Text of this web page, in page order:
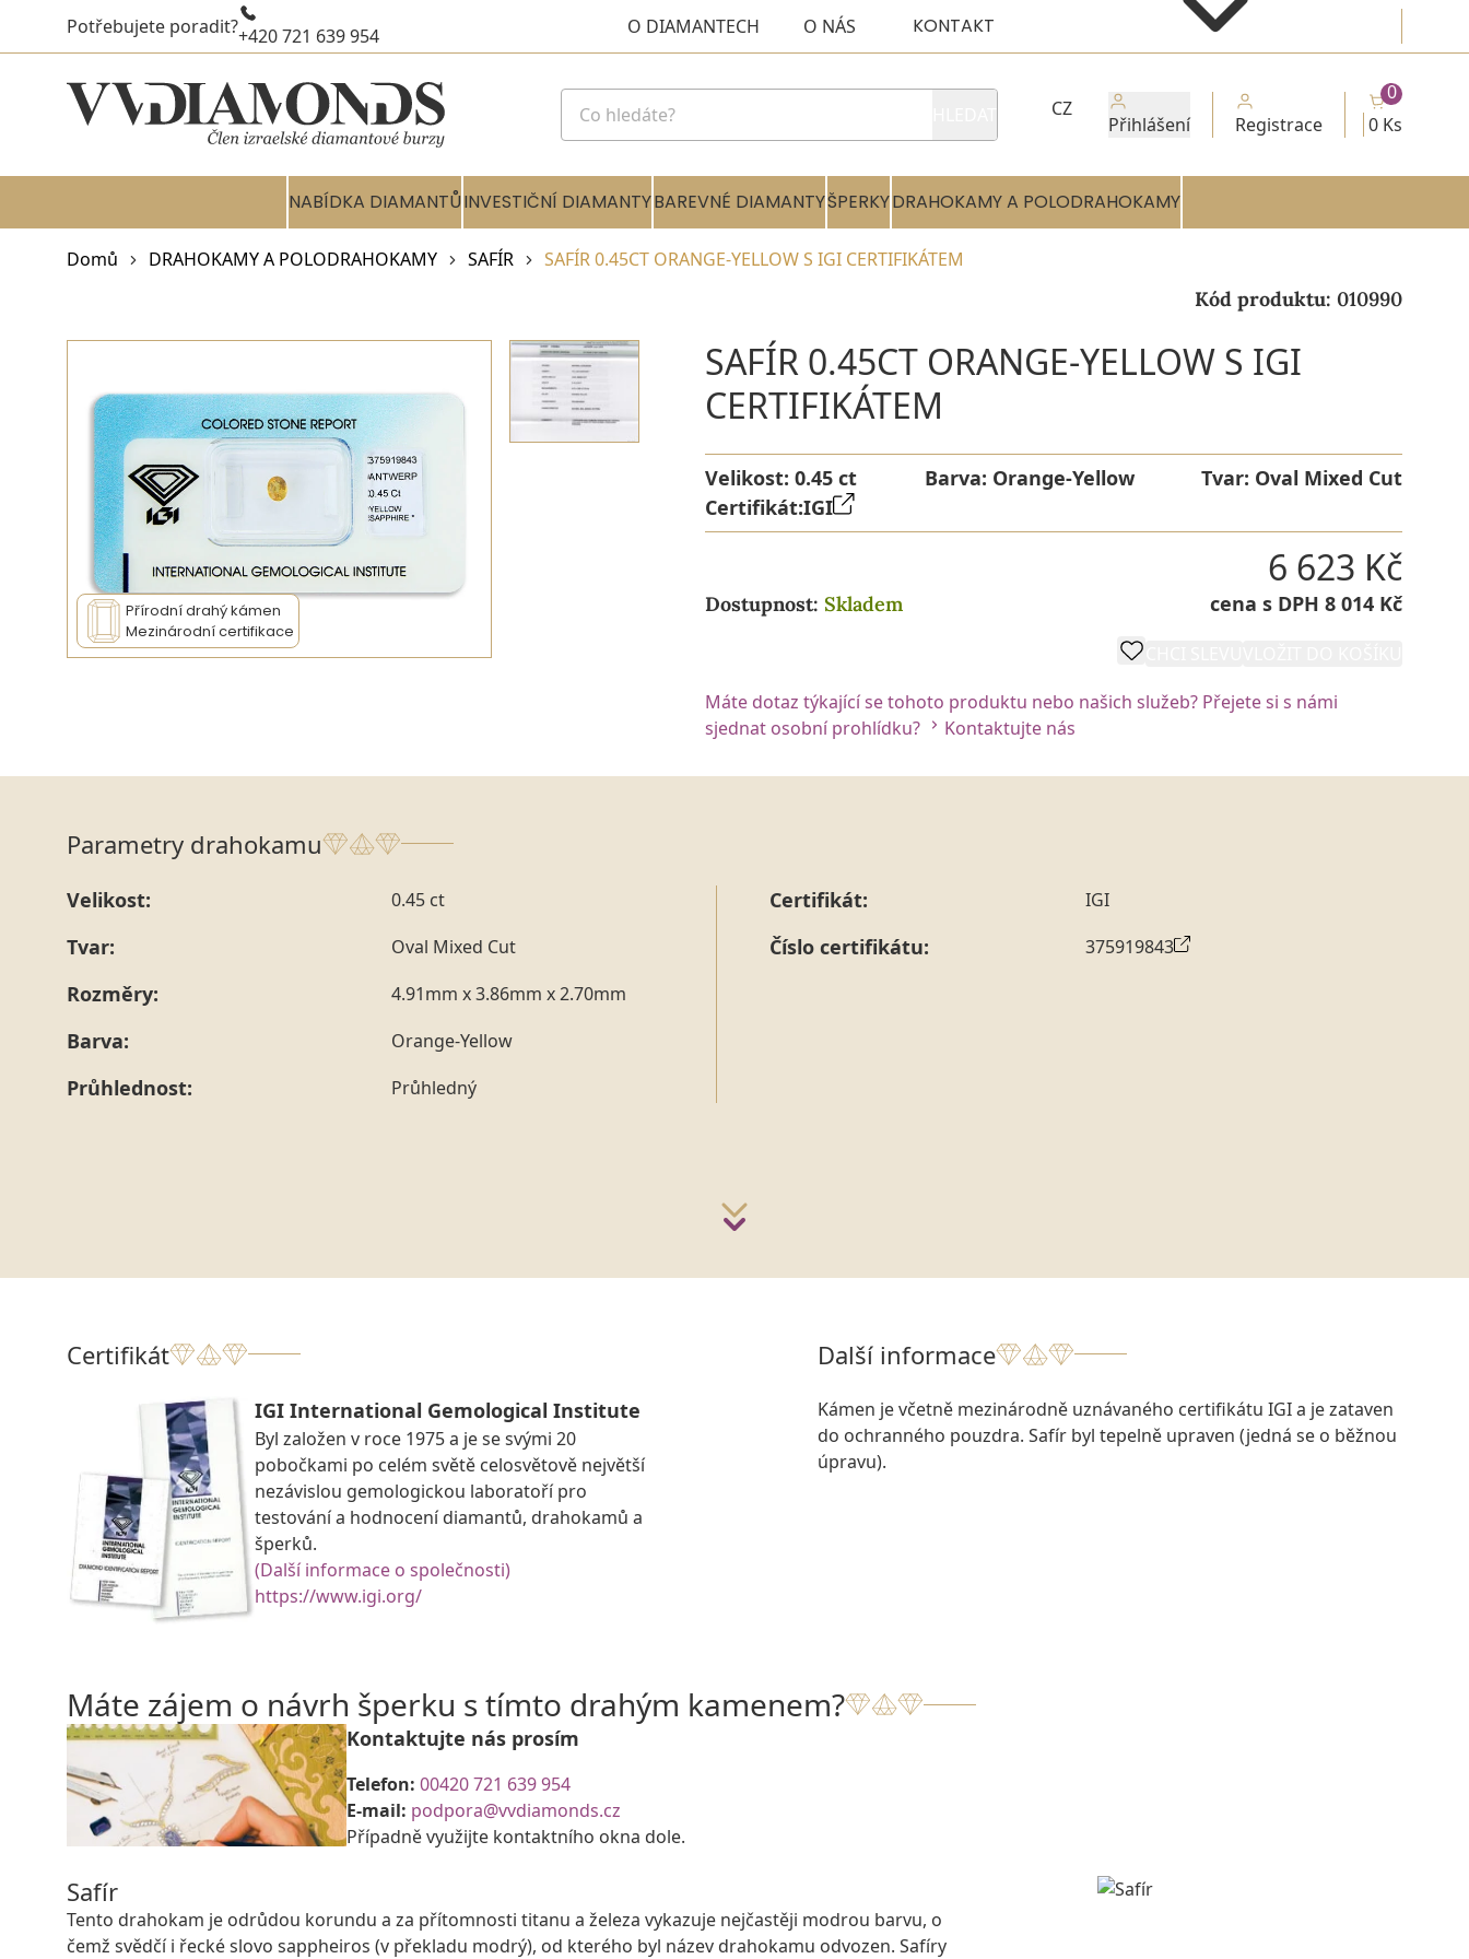
Potřebujete poradit?+420 721 639 954 O DIAMANTECH O NÁS KONTAKT
CZ
Přihlášení Registrace 0 Ks
0
NABÍDKA DIAMANTŮINVESTIČNÍ DIAMANTYBAREVNÉ DIAMANTYŠPERKYDRAHOKAMY A POLODRAHOKAMY
Domů DRAHOKAMY A POLODRAHOKAMY SAFÍR SAFÍR 0.45CT ORANGE-YELLOW S IGI CERTIFIKÁTEM
Kód produktu: 010990
Přírodní drahý kámen
Mezinárodní certifikace
SAFÍR 0.45CT ORANGE-YELLOW S IGI
CERTIFIKÁTEM
Velikost: 0.45 ct Barva: Orange-Yellow Tvar: Oval Mixed Cut
Certifikát:IGI
Dostupnost: Skladem
6 623 Kč
cena s DPH 8 014 Kč
Máte dotaz týkající se tohoto produktu nebo našich služeb? Přejete si s námi
sjednat osobní prohlídku?
Kontaktujte nás
Parametry drahokamu
Velikost: 0.45 ct
Tvar: Oval Mixed Cut
Rozměry: 4.91mm x 3.86mm x 2.70mm
Barva: Orange-Yellow
Průhlednost: Průhledný
Certifikát: IGI
Číslo certifikátu: 375919843
Certifikát
IGI International Gemological Institute
Byl založen v roce 1975 a je se svými 20
pobočkami po celém světě celosvětově největší
nezávislou gemologickou laboratoří pro
testování a hodnocení diamantů, drahokamů a
šperků.
(Další informace o společnosti)
https://www.igi.org/
Další informace
Kámen je včetně mezinárodně uznávaného certifikátu IGI a je zataven
do ochranného pouzdra. Safír byl tepelně upraven (jedná se o běžnou
úpravu).
Máte zájem o návrh šperku s tímto drahým kamenem?
Kontaktujte nás prosím
Telefon: 00420 721 639 954
E-mail: podpora@vvdiamonds.cz
Případně využijte kontaktního okna dole.
Safír
Tento drahokam je odrůdou korundu a za přítomnosti titanu a železa vykazuje nejčastěji modrou barvu, o
čemž svědčí i řecké slovo sappheiros (v překladu modrý), od kterého byl název drahokamu odvozen. Safíry